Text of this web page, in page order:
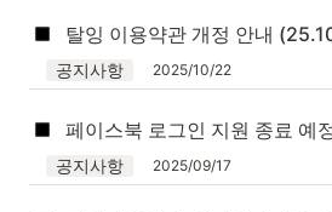
탈잉 이용약관 개정 안내
공지사항 2025/10/22
페이스북 로그인 지원 종료 예
공지사항 2025/09/17